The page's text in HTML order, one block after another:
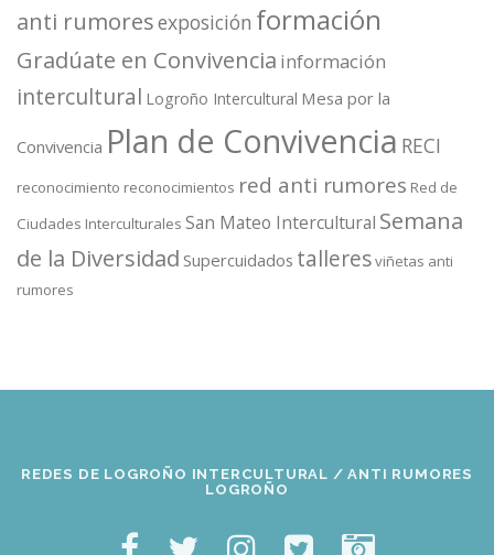
anti rumoresexposición formación
Gradúate en Convivencia información
intercultural Logroño Intercultural Mesa por la
Convivencia Plan de Convivencia RECI
reconocimiento reconocimientos red anti rumores Red de
Ciudades Interculturales San Mateo Intercultural Semana
de la Diversidad Supercuidados talleresviñetas anti
rumores
REDES DE LOGROÑO INTERCULTURAL / ANTI RUMORES
LOGROÑO